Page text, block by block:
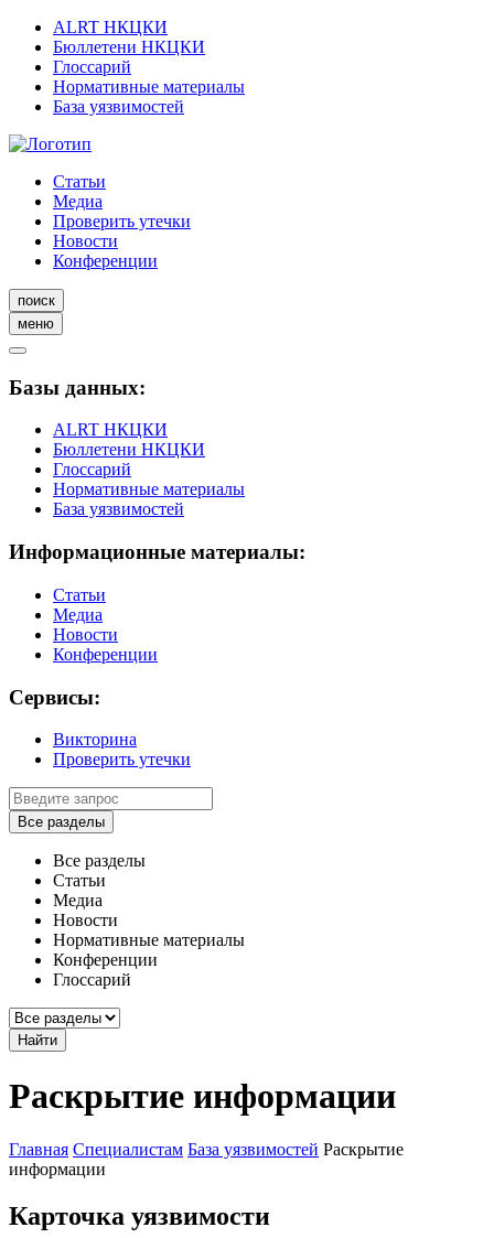
ALRT НКЦКИ
Бюллетени НКЦКИ
Глоссарий
Нормативные материалы
База уязвимостей
Статьи
Медиа
Проверить утечки
Новости
Конференции
поиск
меню
Базы данных:
ALRT НКЦКИ
Бюллетени НКЦКИ
Глоссарий
Нормативные материалы
База уязвимостей
Информационные материалы:
Статьи
Медиа
Новости
Конференции
Сервисы:
Викторина
Проверить утечки
Все разделы
Все разделы
Статьи
Медиа
Новости
Нормативные материалы
Конференции
Глоссарий
Найти
Раскрытие информации
Главная Специалистам База уязвимостей Раскрытие
информации
Карточка уязвимости